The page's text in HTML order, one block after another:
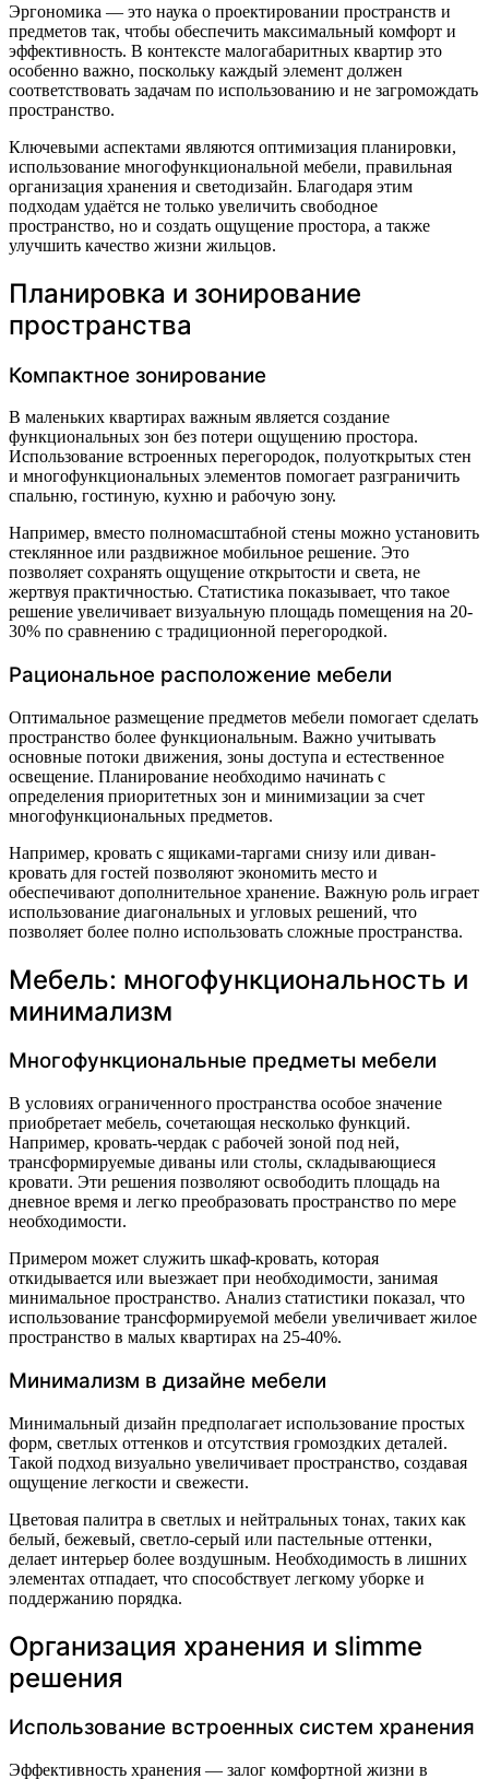
Эргономика — это наука о проектировании пространств и
предметов так, чтобы обеспечить максимальный комфорт и
эффективность. В контексте малогабаритных квартир это
особенно важно, поскольку каждый элемент должен
соответствовать задачам по использованию и не загромождать
пространство.
Ключевыми аспектами являются оптимизация планировки,
использование многофункциональной мебели, правильная
организация хранения и светодизайн. Благодаря этим
подходам удаётся не только увеличить свободное
пространство, но и создать ощущение простора, а также
улучшить качество жизни жильцов.
Планировка и зонирование
пространства
Компактное зонирование
В маленьких квартирах важным является создание
функциональных зон без потери ощущению простора.
Использование встроенных перегородок, полуоткрытых стен
и многофункциональных элементов помогает разграничить
спальню, гостиную, кухню и рабочую зону.
Например, вместо полномасштабной стены можно установить
стеклянное или раздвижное мобильное решение. Это
позволяет сохранять ощущение открытости и света, не
жертвуя практичностью. Статистика показывает, что такое
решение увеличивает визуальную площадь помещения на 20-
30% по сравнению с традиционной перегородкой.
Рациональное расположение мебели
Оптимальное размещение предметов мебели помогает сделать
пространство более функциональным. Важно учитывать
основные потоки движения, зоны доступа и естественное
освещение. Планирование необходимо начинать с
определения приоритетных зон и минимизации за счет
многофункциональных предметов.
Например, кровать с ящиками-таргами снизу или диван-
кровать для гостей позволяют экономить место и
обеспечивают дополнительное хранение. Важную роль играет
использование диагональных и угловых решений, что
позволяет более полно использовать сложные пространства.
Мебель: многофункциональность и
минимализм
Многофункциональные предметы мебели
В условиях ограниченного пространства особое значение
приобретает мебель, сочетающая несколько функций.
Например, кровать-чердак с рабочей зоной под ней,
трансформируемые диваны или столы, складывающиеся
кровати. Эти решения позволяют освободить площадь на
дневное время и легко преобразовать пространство по мере
необходимости.
Примером может служить шкаф-кровать, которая
откидывается или выезжает при необходимости, занимая
минимальное пространство. Анализ статистики показал, что
использование трансформируемой мебели увеличивает жилое
пространство в малых квартирах на 25-40%.
Минимализм в дизайне мебели
Минимальный дизайн предполагает использование простых
форм, светлых оттенков и отсутствия громоздких деталей.
Такой подход визуально увеличивает пространство, создавая
ощущение легкости и свежести.
Цветовая палитра в светлых и нейтральных тонах, таких как
белый, бежевый, светло-серый или пастельные оттенки,
делает интерьер более воздушным. Необходимость в лишних
элементах отпадает, что способствует легкому уборке и
поддержанию порядка.
Организация хранения и slimme
решения
Использование встроенных систем хранения
Эффективность хранения — залог комфортной жизни в